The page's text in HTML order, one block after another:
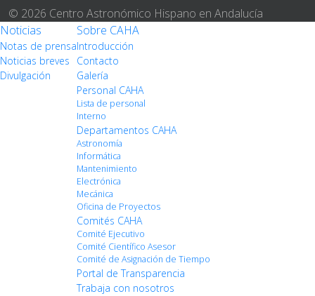
© 2026 Centro Astronómico Hispano en Andalucía
Noticias
Notas de prensa
Noticias breves
Divulgación
Sobre CAHA
Introducción
Contacto
Galería
Personal CAHA
Lista de personal
Interno
Departamentos CAHA
Astronomía
Informática
Mantenimiento
Electrónica
Mecánica
Oficina de Proyectos
Comités CAHA
Comité Ejecutivo
Comité Científico Asesor
Comité de Asignación de Tiempo
Portal de Transparencia
Trabaja con nosotros